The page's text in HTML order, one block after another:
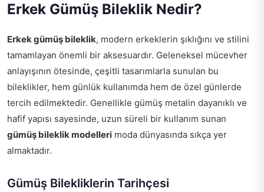
Erkek Gümüş Bileklik Nedir?
Erkek gümüş bileklik, modern erkeklerin şıklığını ve stilini
tamamlayan önemli bir aksesuardır. Geleneksel mücevher
anlayışının ötesinde, çeşitli tasarımlarla sunulan bu
bileklikler, hem günlük kullanımda hem de özel günlerde
tercih edilmektedir. Genellikle gümüş metalin dayanıklı ve
hafif yapısı sayesinde, uzun süreli bir kullanım sunan
gümüş bileklik modelleri moda dünyasında sıkça yer
almaktadır.
Gümüş Bilekliklerin Tarihçesi